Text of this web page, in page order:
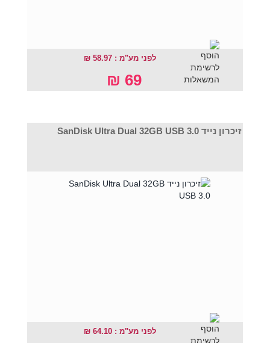
לפני מע"מ : 58.97 ₪
69 ₪
זיכרון נייד SanDisk Ultra Dual 32GB USB 3.0
לפני מע"מ : 64.10 ₪